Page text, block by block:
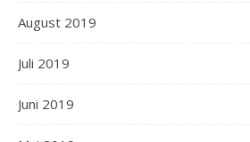
August 2019
Juli 2019
Juni 2019